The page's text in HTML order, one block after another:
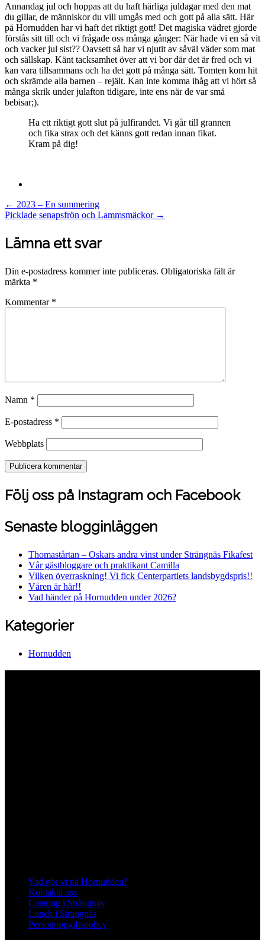
Annandag jul och hoppas att du haft härliga juldagar med den mat
du gillar, de människor du vill umgås med och gott på alla sätt. Här
på Hornudden har vi haft det riktigt gott! Det magiska vädret gjorde
förstås sitt till och vi frågade oss många gånger: När hade vi en så vit
och vacker jul sist?? Oavsett så har vi njutit av såväl väder som mat
och sällskap. Känt tacksamhet över att vi bor där det är fred och vi
kan vara tillsammans och ha det gott på många sätt. Tomten kom hit
och skrämde alla barnen – rejält. Kan inte komma ihåg att vi hört så
många skrik under julafton tidigare, inte ens när de var små
bebisar;).
Ha ett riktigt gott slut på julfirandet. Vi går till grannen
och fika strax och det känns gott redan innan fikat.
Kram på dig!
Post
navigation
← 2023 – En summering
Picklade senapsfrön och Lammsmäckor →
Lämna ett svar
Din e-postadress kommer inte publiceras. Obligatoriska fält är
märkta *
Kommentar *
Namn *
E-postadress *
Webbplats
Följ oss på Instagram och Facebook
Senaste blogginläggen
Thomastårtan – Oskars andra vinst under Strängnäs Fikafest
Vår gästbloggare och praktikant Camilla
Vilken överraskning! Vi fick Centerpartiets landsbygdspris!!
Våren är här!!
Vad händer på Hornudden under 2026?
Kategorier
Hornudden
Vad gör vi på Hornudden?
Kontakta oss
Catering i Strängnäs
Lunch i Strängnäs
Personuppgiftspolicy